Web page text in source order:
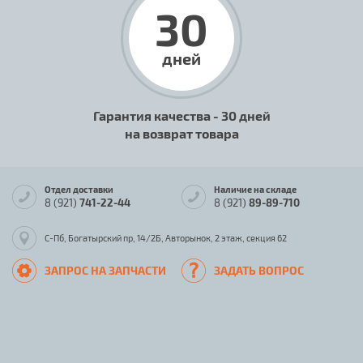
30
дней
Гарантия качества - 30 дней
на возврат товара
Отдел доставки
8 (921) 741-22-44
Наличие на складе
8 (921) 89-89-710
С-Пб, Богатырский пр, 14/2Б, Авторынок, 2 этаж, секция 62
ЗАПРОС НА ЗАПЧАСТИ ЗАДАТЬ ВОПРОС